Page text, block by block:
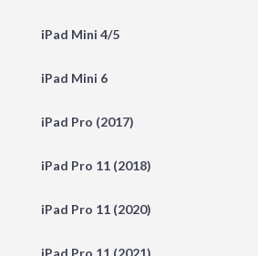
iPad Mini 4/5
iPad Mini 6
iPad Pro (2017)
iPad Pro 11 (2018)
iPad Pro 11 (2020)